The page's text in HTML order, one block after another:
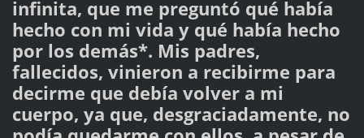
infinita, que me preguntó qué había
hecho con mi vida y qué había hecho
por los demás*. Mis padres,
fallecidos, vinieron a recibirme para
decirme que debía volver a mi
cuerpo, ya que, desgraciadamente, no